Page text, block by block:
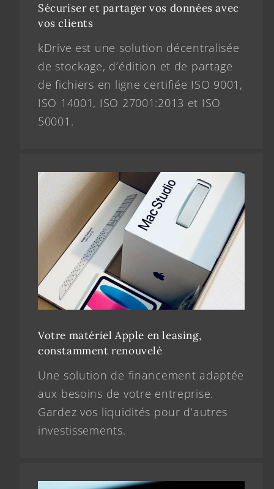
Sécuriser et partager vos données avec
vos clients
kDrive est une solution décentralisée
de stockage, d’édition et de partage
de fichiers en ligne certifiée ISO 9001,
ISO 14001, ISO 27001:2013 et ISO
50001.
Votre matériel Apple en leasing,
constamment renouvelé
Une solution de financement adaptée
aux besoins de votre entreprise.
Gardez vos liquidités pour d’autres
investissements.